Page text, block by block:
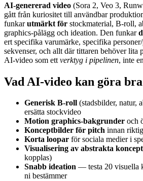
AI-genererad video (Sora 2, Veo 3,
gått från kuriositet till användbar
funkarutmärkt för stockmaterial, B-roll,
graphics-pålägg och ideation. Den funkar
ert specifika varumärke, specifika
sekvenser, och allt där tittaren behöver lita
AI-video som ett verktyg i pipelinen, inte
Vad AI-video kan göra
Generisk B-roll (stadsbilder, natur,
ersätta stockvideo
Motion graphics-bakgrunder och
Konceptbilder för pitch innan
Korta loopar för sociala medier i
Visualisering av abstrakta koncept
kopplas)
Snabb ideation — testa 20 visuella
ni bestämmer